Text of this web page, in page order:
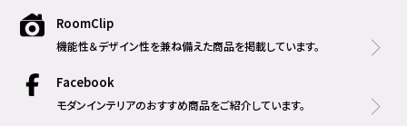
RoomClip
機能性＆デザイン性を兼ね備えた商品を掲載しています。
Facebook
モダンインテリアのおすすめ商品をご紹介しています。